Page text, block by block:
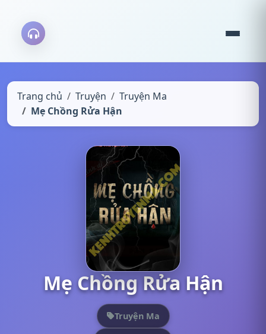
Trang chủ Truyện
Truyện Ma
Mẹ Chồng Rửa Hận
Mẹ Chồng Rửa Hận
Truyện Ma